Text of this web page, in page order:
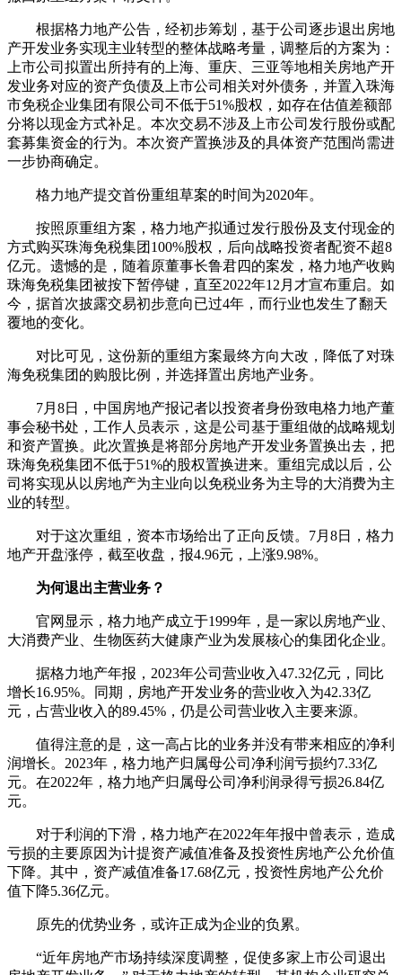
根据格力地产公告，经初步筹划，基于公司逐步退出房地
产开发业务实现主业转型的整体战略考量，调整后的方案为：
上市公司拟置出所持有的上海、重庆、三亚等地相关房地产开
发业务对应的资产负债及上市公司相关对外债务，并置入珠海
市免税企业集团有限公司不低于51%股权，如存在估值差额部
分将以现金方式补足。本次交易不涉及上市公司发行股份或配
套募集资金的行为。本次资产置换涉及的具体资产范围尚需进
一步协商确定。
格力地产提交首份重组草案的时间为2020年。
按照原重组方案，格力地产拟通过发行股份及支付现金的
方式购买珠海免税集团100%股权，后向战略投资者配资不超8
亿元。遗憾的是，随着原董事长鲁君四的案发，格力地产收购
珠海免税集团被按下暂停键，直至2022年12月才宣布重启。如
今，据首次披露交易初步意向已过4年，而行业也发生了翻天
覆地的变化。
对比可见，这份新的重组方案最终方向大改，降低了对珠
海免税集团的购股比例，并选择置出房地产业务。
7月8日，中国房地产报记者以投资者身份致电格力地产董
事会秘书处，工作人员表示，这是公司基于重组做的战略规划
和资产置换。此次置换是将部分房地产开发业务置换出去，把
珠海免税集团不低于51%的股权置换进来。重组完成以后，公
司将实现从以房地产为主业向以免税业务为主导的大消费为主
业的转型。
对于这次重组，资本市场给出了正向反馈。7月8日，格力
地产开盘涨停，截至收盘，报4.96元，上涨9.98%。
为何退出主营业务？
官网显示，格力地产成立于1999年，是一家以房地产业、
大消费产业、生物医药大健康产业为发展核心的集团化企业。
据格力地产年报，2023年公司营业收入47.32亿元，同比
增长16.95%。同期，房地产开发业务的营业收入为42.33亿
元，占营业收入的89.45%，仍是公司营业收入主要来源。
值得注意的是，这一高占比的业务并没有带来相应的净利
润增长。2023年，格力地产归属母公司净利润亏损约7.33亿
元。在2022年，格力地产归属母公司净利润录得亏损26.84亿
元。
对于利润的下滑，格力地产在2022年年报中曾表示，造成
亏损的主要原因为计提资产减值准备及投资性房地产公允价值
下降。其中，资产减值准备17.68亿元，投资性房地产公允价
值下降5.36亿元。
原先的优势业务，或许正成为企业的负累。
“近年房地产市场持续深度调整，促使多家上市公司退出